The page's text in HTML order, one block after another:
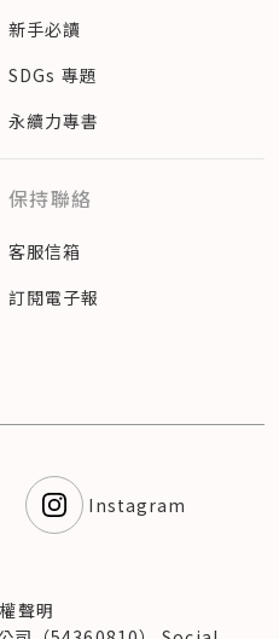
新手必讀
SDGs 專題
永續力專書
保持聯絡
客服信箱
訂閱電子報
Instagram
聲明